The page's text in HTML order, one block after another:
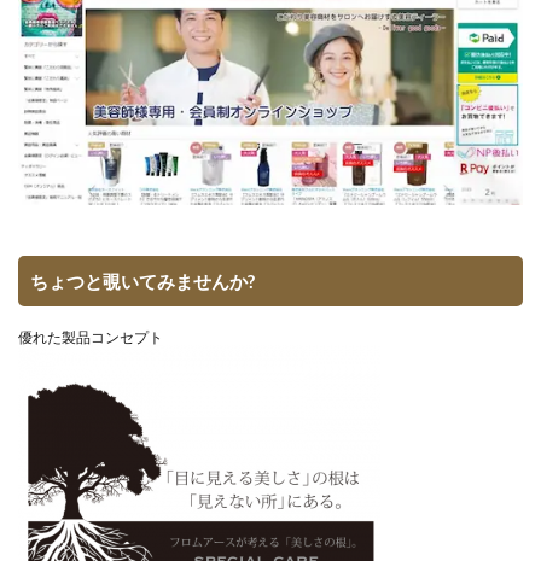
ちょつと覗いてみませんか?
優れた製品コンセプト